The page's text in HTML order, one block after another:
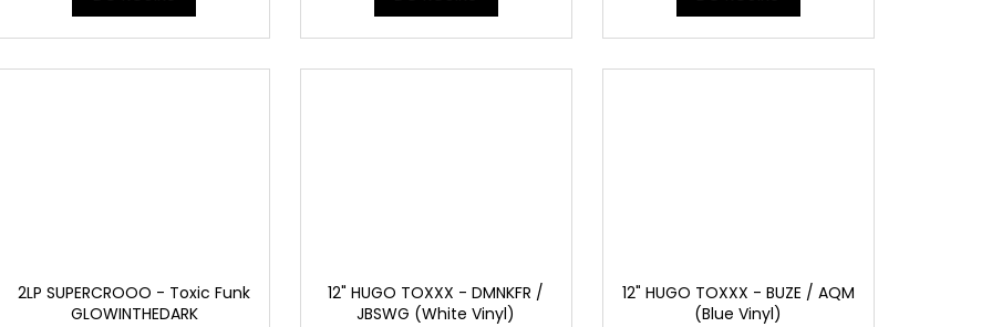
2LP SUPERCROOO - Toxic Funk
GLOWINTHEDARK
12" HUGO TOXXX - DMNKFR /
JBSWG (White Vinyl)
12" HUGO TOXXX - BUZE / AQM
(Blue Vinyl)